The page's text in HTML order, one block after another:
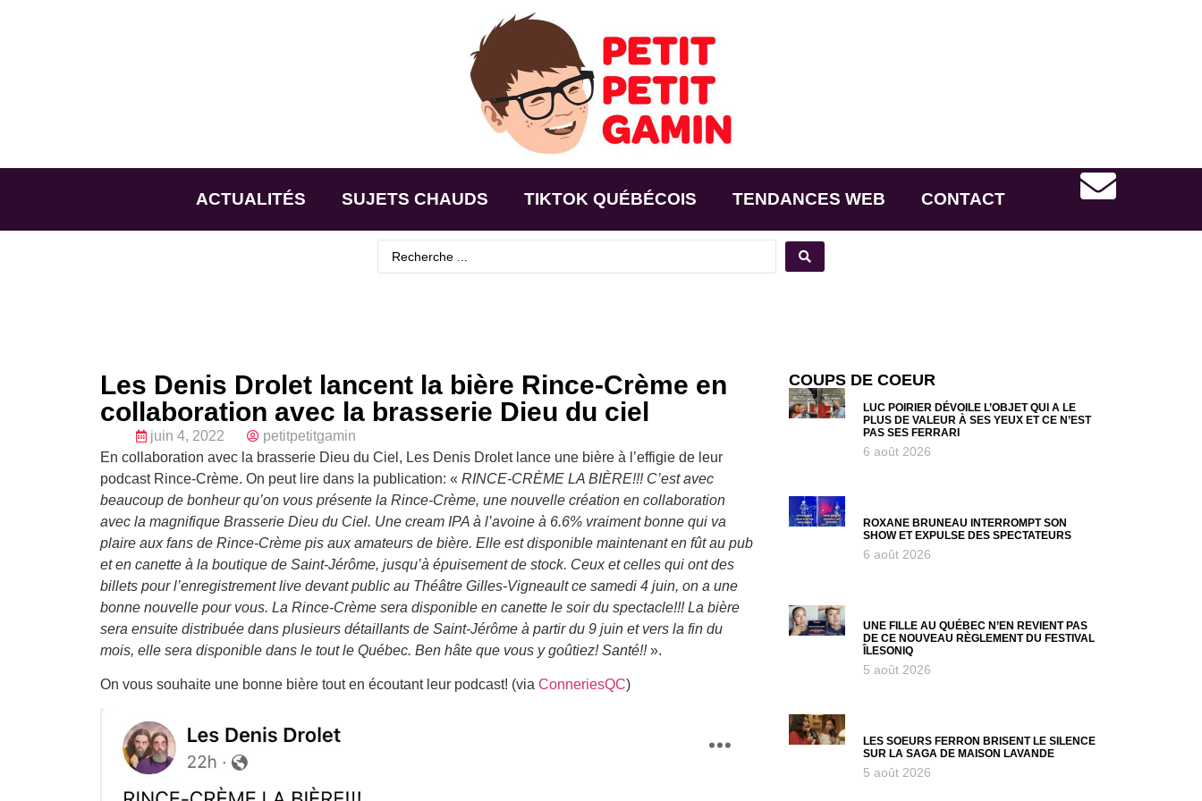
ACTUALITÉS SUJETS CHAUDS TIKTOK QUÉBÉCOIS TENDANCES WEB CONTACT
Les Denis Drolet lancent la bière Rince-Crème en
collaboration avec la brasserie Dieu du ciel
juin 4, 2022
petitpetitgamin
En collaboration avec la brasserie Dieu du Ciel, Les Denis Drolet lance une bière à l’effigie de leur
podcast Rince-Crème. On peut lire dans la publication: « RINCE-CRÈME LA BIÈRE!!! C’est avec
beaucoup de bonheur qu’on vous présente la Rince-Crème, une nouvelle création en collaboration
avec la magnifique Brasserie Dieu du Ciel. Une cream IPA à l’avoine à 6.6% vraiment bonne qui va
plaire aux fans de Rince-Crème pis aux amateurs de bière. Elle est disponible maintenant en fût au pub
et en canette à la boutique de Saint-Jérôme, jusqu’à épuisement de stock. Ceux et celles qui ont des
billets pour l’enregistrement live devant public au Théâtre Gilles-Vigneault ce samedi 4 juin, on a une
bonne nouvelle pour vous. La Rince-Crème sera disponible en canette le soir du spectacle!!! La bière
sera ensuite distribuée dans plusieurs détaillants de Saint-Jérôme à partir du 9 juin et vers la fin du
mois, elle sera disponible dans le tout le Québec. Ben hâte que vous y goûtiez! Santé!!».
On vous souhaite une bonne bière tout en écoutant leur podcast! (via ConneriesQC)
COUPS DE COEUR
LUC POIRIER DÉVOILE L’OBJET QUI A LE
PLUS DE VALEUR À SES YEUX ET CE N’EST
PAS SES FERRARI
6 août 2026
ROXANE BRUNEAU INTERROMPT SON
SHOW ET EXPULSE DES SPECTATEURS
6 août 2026
UNE FILLE AU QUÉBEC N’EN REVIENT PAS
DE CE NOUVEAU RÈGLEMENT DU FESTIVAL
ÎLESONIQ
5 août 2026
LES SOEURS FERRON BRISENT LE SILENCE
SUR LA SAGA DE MAISON LAVANDE
5 août 2026